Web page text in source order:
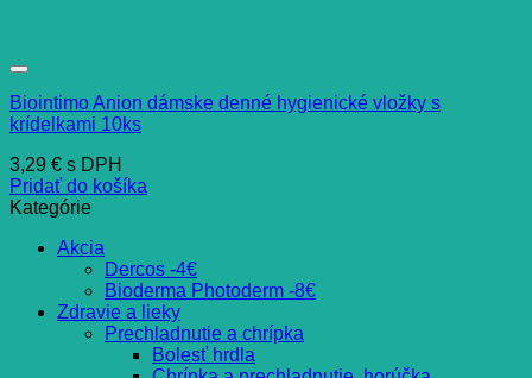
Biointimo Anion dámske denné hygienické vložky s
krídelkami 10ks
3,29 € s DPH
Pridať do košíka
Kategórie
Akcia
Dercos -4€
Bioderma Photoderm -8€
Zdravie a lieky
Prechladnutie a chrípka
Bolesť hrdla